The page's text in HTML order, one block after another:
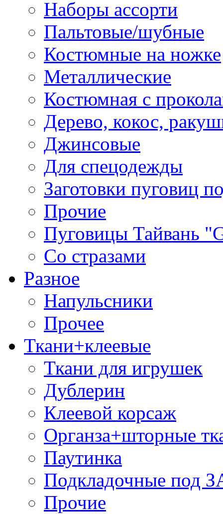
Наборы ассорти
Пальтовые/шубные
Костюмные на ножке
Металлические
Костюмная с
Дерево, кокос,
Джинсовые
Для спецодежды
Заготовки пуговиц
Прочие
Пуговицы Тайвань
Со стразами
Разное
Напульсники
Прочее
Ткани+клеевые
Ткани для игрушек
Дублерин
Клеевой корсаж
Органза+шторные
Паутинка
Подкладочные под
Прочие